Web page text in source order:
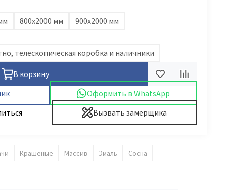
800х2000 мм
900х2000 мм
телескопическая коробка и наличники
В корзину
Оформить в WhatsApp
Вызвать замерщика
Крашеные Массив Эмаль Сосна